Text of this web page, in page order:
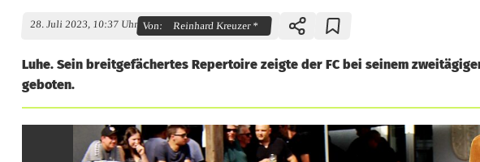
28. Juli 2023, 10:37 Uhr Von: Reinhard Kreuzer *
Luhe. Sein breitgefächertes Repertoire zeigte der FC bei seinem
geboten.